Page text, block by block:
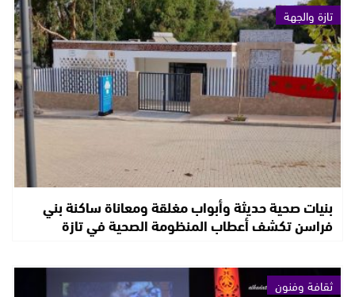
تازة والجهة
بنيات صحية حديثة وأبواب مغلقة ومعاناة ساكنة بني
فراسن تكشف أعطاب المنظومة الصحية في تازة
ثقافة وفنون